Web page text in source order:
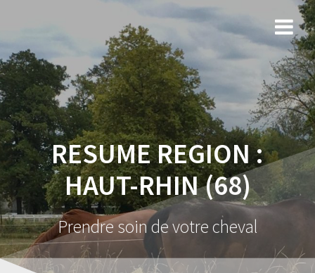
RESUME REGION :
HAUT-RHIN (68)
Prendre soin de votre cheval